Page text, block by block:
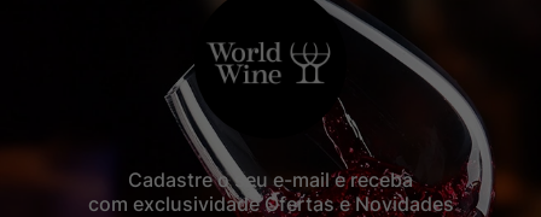
Cadastre o seu e-mail e receba
com exclusividade Ofertas e Novidades